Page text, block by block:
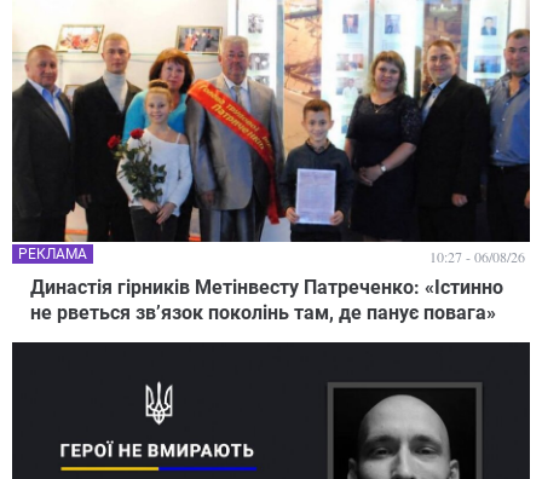
Династія гірників Метінвесту Патреченко: «Істинно
не рветься зв’язок поколінь там, де панує повага»
РЕКЛАМА 10:27 - 06/08/26